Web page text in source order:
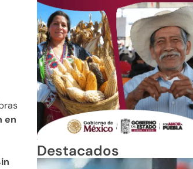
en
Destacados